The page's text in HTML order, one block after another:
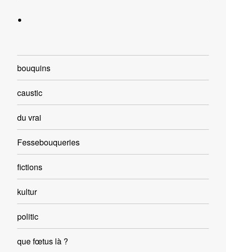
bouquins
caustic
du vrai
Fessebouqueries
fictions
kultur
politic
que fœtus là ?